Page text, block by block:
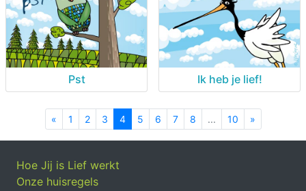
Pst Ik heb je lief!
« Previous
1 2 3 4 5 6 7 8 ... 10 »
Hoe Jij is Lief werkt
Onze huisregels